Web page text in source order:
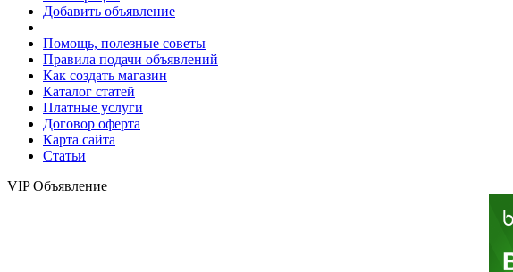
Добавить объявление
Помощь, полезные советы
Правила подачи объявлений
Как создать магазин
Каталог статей
Платные услуги
Договор оферта
Карта сайта
Статьи
VIP Объявление